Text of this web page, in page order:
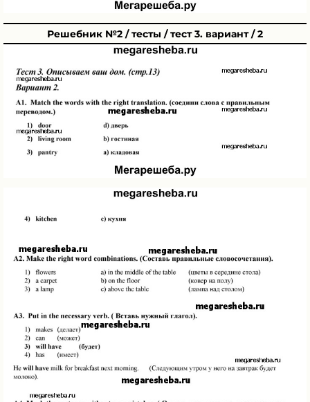
Решебник №2 / тесты / тест 3. вариант / 2